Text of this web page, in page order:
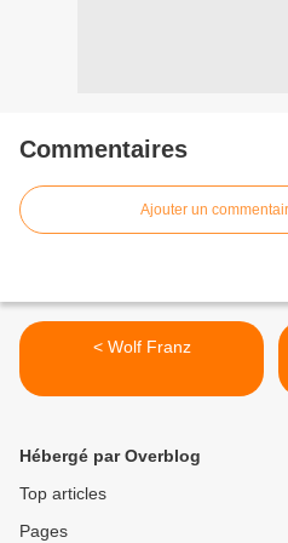
Commentaires
Ajouter un
< Wolf Franz
Hébergé par Overblog
Top articles
Pages